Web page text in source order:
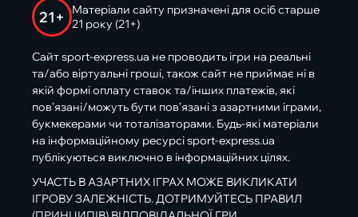
21+
Матеріали сайту призначені для осіб старше
21 року (21+)
Сайт sport-express.ua не проводить ігри на реальні
та/або віртуальні гроші, також сайт не приймає ні в
якій формі оплату ставок та/інших платежів, які
пов’язані/можуть бути пов’язані з азартними іграми,
букмекерами чи тоталізаторами. Будь-які матеріали
на інформаційному ресурсі sport-express.ua
публікуються виключно в інформаційних цілях.
УЧАСТЬ В АЗАРТНИХ ІГРАХ МОЖЕ ВИКЛИКАТИ
ІГРОВУ ЗАЛЕЖНІСТЬ. ДОТРИМУЙТЕСЬ ПРАВИЛ